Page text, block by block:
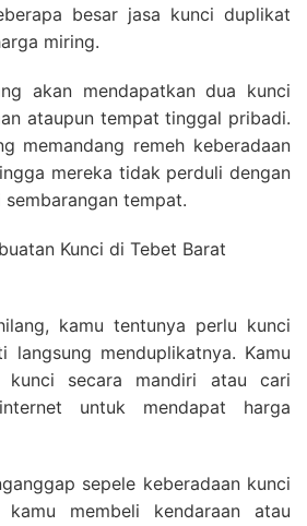
besar jasa kunci duplikat
miring.
akan mendapatkan dua kunci
ataupun tempat tinggal pribadi.
memandang remeh keberadaan
mereka tidak perduli dengan
tempat.
kamu tentunya perlu kunci
langsung menduplikatnya. Kamu
kunci secara mandiri atau cari
untuk mendapat harga
sepele keberadaan kunci
kamu membeli kendaraan atau